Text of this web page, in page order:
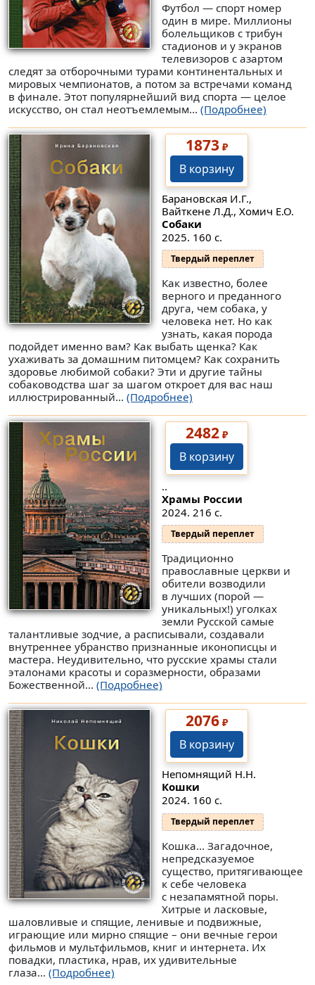
Футбол — спорт номер
один в мире. Миллионы
болельщиков с трибун
стадионов и у экранов
телевизоров с азартом
следят за отборочными турами континентальных и
мировых чемпионатов, а потом за встречами команд
в финале. Этот популярнейший вид спорта — целое
искусство, он стал неотъемлемым... (Подробнее)
1873₽
В корзину
Барановская И.Г.,
Вайткене Л.Д., Хомич Е.О.
Собаки
2025. 160 с.
Твердый переплет
Как известно, более
верного и преданного
друга, чем собака, у
человека нет. Но как
узнать, какая порода
подойдет именно вам? Как выбать щенка? Как
ухаживать за домашним питомцем? Как сохранить
здоровье любимой собаки? Эти и другие тайны
собаководства шаг за шагом откроет для вас наш
иллюстрированный... (Подробнее)
2482₽
В корзину
..
Храмы России
2024. 216 с.
Твердый переплет
Традиционно
православные церкви и
обители возводили
в лучших (порой —
уникальных!) уголках
земли Русской самые
талантливые зодчие, а расписывали, создавали
внутреннее убранство признанные иконописцы и
мастера. Неудивительно, что русские храмы стали
эталонами красоты и соразмерности, образами
Божественной... (Подробнее)
2076₽
В корзину
Непомнящий Н.Н.
Кошки
2024. 160 с.
Твердый переплет
Кошка... Загадочное,
непредсказуемое
существо, притягивающее
к себе человека
с незапамятной поры.
Хитрые и ласковые,
шаловливые и спящие, ленивые и подвижные,
играющие или мирно спящие – они вечные герои
фильмов и мультфильмов, книг и интернета. Их
повадки, пластика, нрав, их удивительные
глаза... (Подробнее)